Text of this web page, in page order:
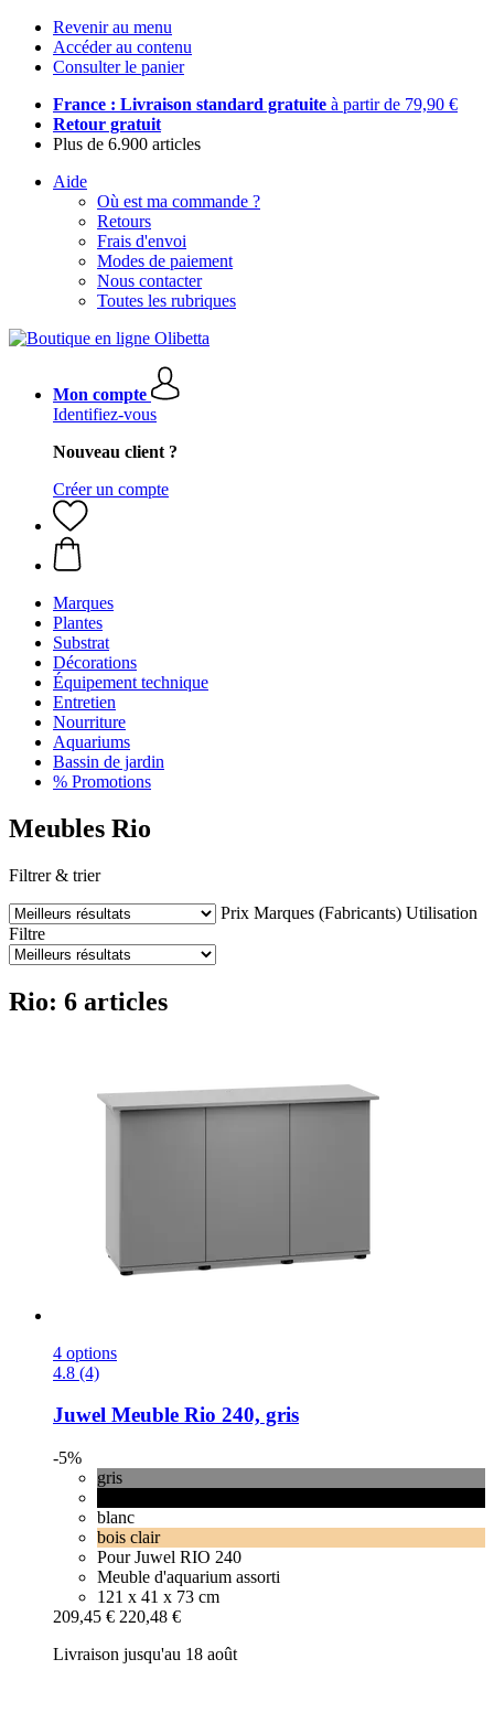
Revenir au menu
Accéder au contenu
Consulter le panier
France : Livraison standard gratuite à partir de 79,90 €
Retour gratuit
Plus de 6.900 articles
Aide
Où est ma commande ?
Retours
Frais d'envoi
Modes de paiement
Nous contacter
Toutes les rubriques
Mon compte
Identifiez-vous
Nouveau client ?
Créer un compte
Marques
Plantes
Substrat
Décorations
Équipement technique
Entretien
Nourriture
Aquariums
Bassin de jardin
% Promotions
Meubles Rio
Filtrer & trier
Prix Marques (Fabricants) Utilisation
Filtre
Rio: 6 articles
4 options
4.8 (4)
Juwel Meuble Rio 240, gris
-5%
gris
blanc
bois clair
Pour Juwel RIO 240
Meuble d'aquarium assorti
121 x 41 x 73 cm
209,45 € 220,48 €
Livraison jusqu'au 18 août